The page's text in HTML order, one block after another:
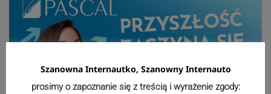
Szanowna Internautko, Szanowny Internauto
prosimy o zapoznanie się z treścią i wyrażenie zgody: